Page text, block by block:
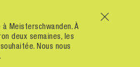
x
Meisterschwanden. À
deux semaines, les
Nous nous